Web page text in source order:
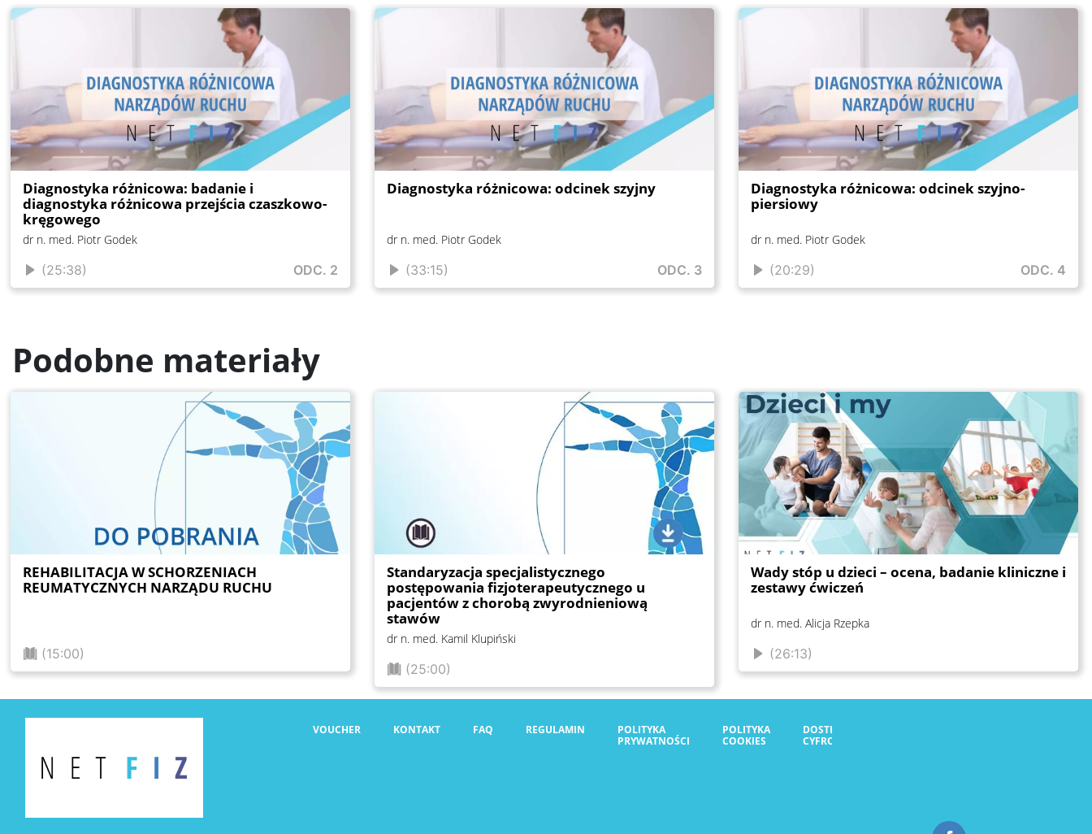
Diagnostyka różnicowa: badanie i
diagnostyka różnicowa przejścia czaszkowo-
kręgowego
dr n. med. Piotr Godek
(25:38) ODC. 2
Diagnostyka różnicowa: odcinek szyjny
dr n. med. Piotr Godek
(33:15) ODC. 3
Diagnostyka różnicowa: odcinek szyjno-
piersiowy
dr n. med. Piotr Godek
(20:29) ODC. 4
Podobne materiały
REHABILITACJA W SCHORZENIACH
REUMATYCZNYCH NARZĄDU RUCHU
(15:00)
Standaryzacja specjalistycznego
postępowania fizjoterapeutycznego u
pacjentów z chorobą zwyrodnieniową
stawów
dr n. med. Kamil Klupiński
(25:00)
Wady stóp u dzieci – ocena, badanie kliniczne i
zestawy ćwiczeń
dr n. med. Alicja Rzepka
(26:13)
VOUCHER KONTAKT FAQ REGULAMIN
POLITYKA
PRYWATNOŚCI
POLITYKA
COOKIES
DOSTĘPNOŚĆ
CYFROWA